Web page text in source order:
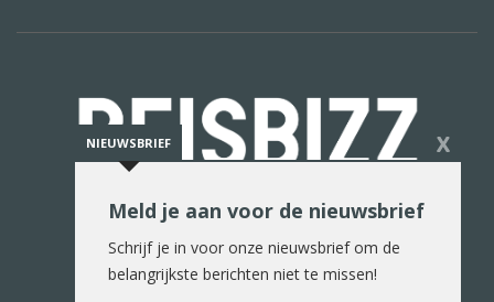
De reiswereld in woord en beeld
NIEUWSBRIEF X
Meld je aan voor de nieuwsbrief
Schrijf je in voor onze nieuwsbrief om de
belangrijkste berichten niet te missen!